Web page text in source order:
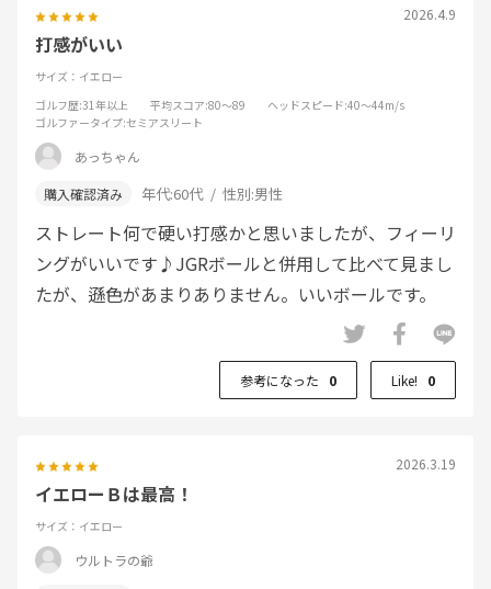
2026.4.9
打感がいい
サイズ：イエロー
ゴルフ歴:31年以上 平均スコア:80～89 ヘッドスピード:40～44m/s
ゴルファータイプ:セミアスリート
あっちゃん
年代:60代 性別:男性
ストレート何で硬い打感かと思いましたが、フィーリ
ングがいいです♪JGRボールと併用して比べて見まし
たが、遜色があまりありません。いいボールです。
参考になった 0 Like! 0
2026.3.19
イエローＢは最高！
サイズ：イエロー
ウルトラの爺